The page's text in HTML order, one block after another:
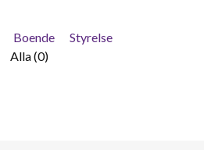
Boende
Styrelse
Alla (0)